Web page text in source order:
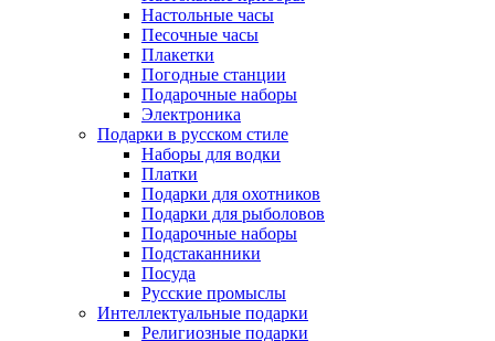
Настольные часы
Песочные часы
Плакетки
Погодные станции
Подарочные наборы
Электроника
Подарки в русском стиле
Наборы для водки
Платки
Подарки для охотников
Подарки для рыболовов
Подарочные наборы
Подстаканники
Посуда
Русские промыслы
Интеллектуальные подарки
Религиозные подарки